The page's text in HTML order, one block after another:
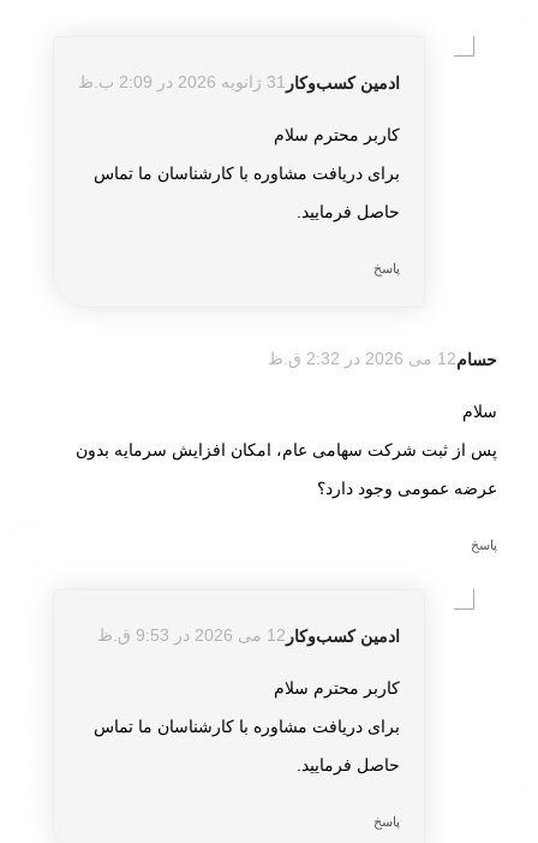
ادمین کسب‌و‌کار 31 ژانویه 2026 در 2:09 ب.ظ
کاربر محترم سلام
برای دریافت مشاوره با کارشناسان ما تماس
حاصل فرمایید.
پاسخ
حسام12 می 2026 در 2:32 ق.ظ
سلام
پس از ثبت شرکت سهامی عام، امکان افزایش سرمایه بدون
عرضه عمومی وجود دارد؟
پاسخ
ادمین کسب‌و‌کار 12 می 2026 در 9:53 ق.ظ
کاربر محترم سلام
برای دریافت مشاوره با کارشناسان ما تماس
حاصل فرمایید.
پاسخ